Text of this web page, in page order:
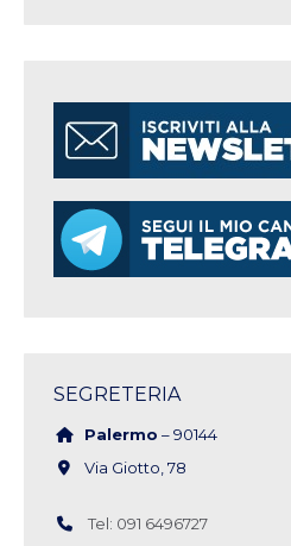
SEGRETERIA
Palermo – 90144
Via Giotto, 78
Tel: 091 6496727